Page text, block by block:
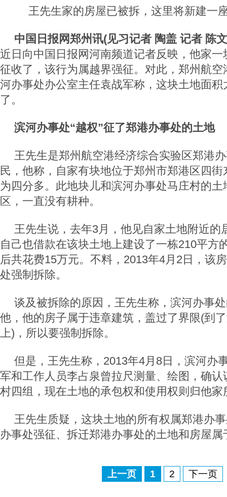
王先生家的房屋已被拆，这里将新建一
中国日报网郑州讯(见习记者 陶盖 记者 陈
近日向中国日报网河南频道记者反映，他家
征收了，该行为属越界强征。对此，郑州航
河办事处办公室主任袁战军称，这块土地面
了。
滨河办事处“越权”征了郑港办事处的土地
王先生是郑州航空港经济综合实验区郑港
民，他称，自家有块地位于郑州市郑港区四
为四分多。此地块儿和滨河办事处马庄村的
区，一直没有耕种。
王先生说，去年3月，他见自家土地附近的
自己也借款在该块土地上建设了一栋210平方
后共花费15万元。不料，2013年4月2日，该
处强制拆除。
谈及被拆除的原因，王先生称，滨河办事
他，他的房子属于违章建筑，盖过了界限(到
上)，所以要强制拆除。
但是，王先生称，2013年4月8日，滨河办
军和工作人员李占泉曾拉尺测量、绘图，确
村四组，现在土地的承包权和使用权则归他家
王先生质疑，这块土地的所有权属郑港办
办事处强征、拆迁郑港办事处的土地和房屋属
上一页 1 2 下一页